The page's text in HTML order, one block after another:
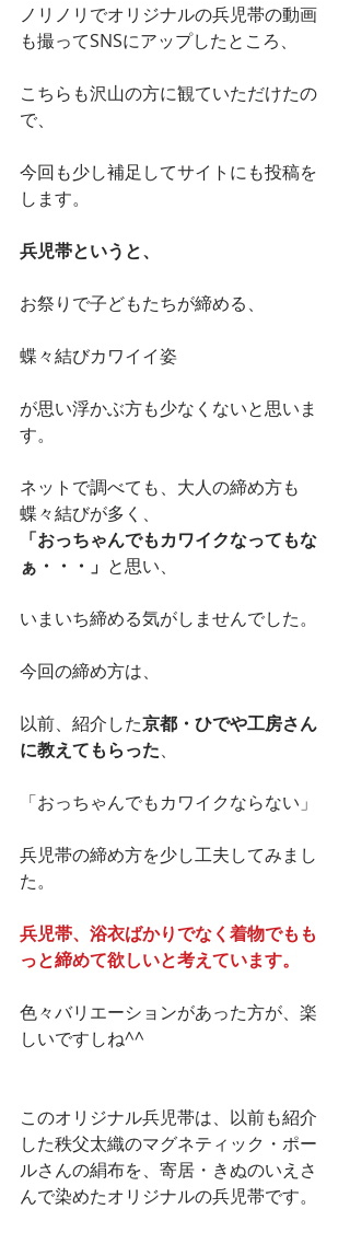
ノリノリでオリジナルの兵児帯の動画
も撮ってSNSにアップしたところ、
こちらも沢山の方に観ていただけたの
で、
今回も少し補足してサイトにも投稿を
します。
兵児帯というと、
お祭りで子どもたちが締める、
蝶々結びカワイイ姿
が思い浮かぶ方も少なくないと思いま
す。
ネットで調べても、大人の締め方も
蝶々結びが多く、
「おっちゃんでもカワイクなってもな
ぁ・・・」 と思い、
いまいち締める気がしませんでした。
今回の締め方は、
以前、紹介した京都・ひでや工房さん
に教えてもらった、
「おっちゃんでもカワイクならない」
兵児帯の締め方を少し工夫してみまし
た。
兵児帯、浴衣ばかりでなく着物でもも
っと締めて欲しいと考えています。
色々バリエーションがあった方が、楽
しいですしね^^
このオリジナル兵児帯は、以前も紹介
した秩父太織のマグネティック・ポー
ルさんの絹布を、寄居・きぬのいえさ
んで染めたオリジナルの兵児帯です。